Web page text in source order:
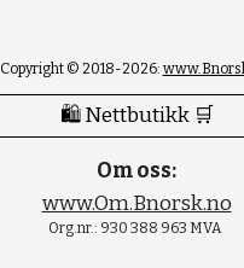
Copyright © 2018-2026:
🛍 Nettbutikk 🛒
Om oss:
www.Om.Bnorsk.no
Org.nr.: 930 388 963 MVA